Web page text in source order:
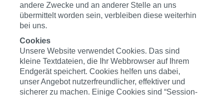
andere Zwecke und an anderer Stelle an uns
übermittelt worden sein, verbleiben diese weiterhin
bei uns.
Cookies
Unsere Website verwendet Cookies. Das sind
kleine Textdateien, die Ihr Webbrowser auf Ihrem
Endgerät speichert. Cookies helfen uns dabei,
unser Angebot nutzerfreundlicher, effektiver und
sicherer zu machen. Einige Cookies sind “Session-